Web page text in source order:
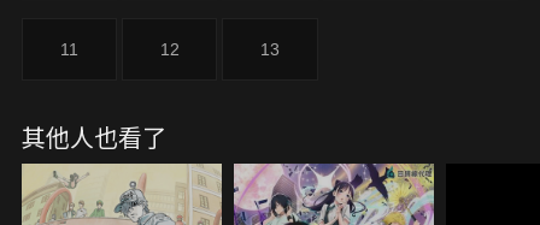
11 12 13
其他人也看了